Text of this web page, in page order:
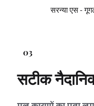
सरन्या एस -
03
सटीक